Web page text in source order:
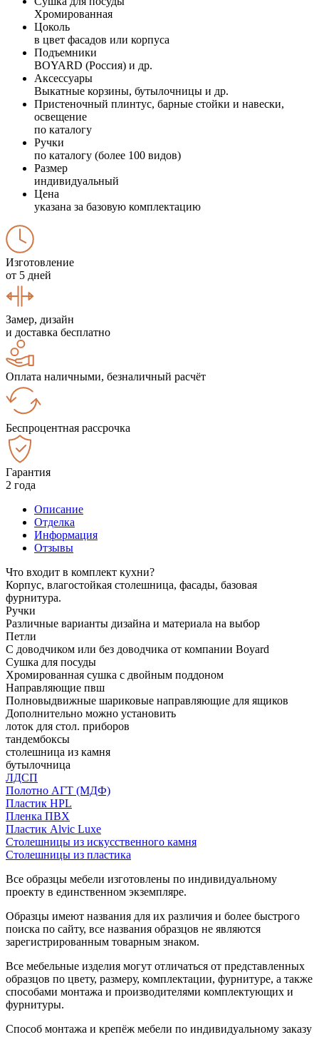
Хромированная
Цоколь
в цвет фасадов или корпуса
Подъемники
BOYARD (Россия) и др.
Аксессуары
Выкатные корзины, бутылочницы и др.
Пристеночный плинтус, барные стойки и навески,
освещение
по каталогу
Ручки
по каталогу (более 100 видов)
Размер
индивидуальный
Цена
указана за базовую комплектацию
Изготовление
от 5 дней
Замер, дизайн
и доставка бесплатно
Оплата наличными, безналичный расчёт
Беспроцентная рассрочка
Гарантия
2 года
Описание
Отделка
Информация
Отзывы
Что входит в комплект кухни?
Корпус, влагостойкая столешница, фасады, базовая
фурнитура.
Ручки
Различные варианты дизайна и материала на выбор
Петли
С доводчиком или без доводчика от компании Boyard
Сушка для посуды
Хромированная сушка с двойным поддоном
Направляющие пвш
Полновыдвижные шариковые направляющие для ящиков
Дополнительно можно установить
лоток для стол. приборов
тандембоксы
столешница из камня
бутылочница
ЛДСП
Полотно АГТ (МДФ)
Пластик HPL
Пленка ПВХ
Пластик Alvic Luxe
Столешницы из искусственного камня
Столешницы из пластика
Все образцы мебели изготовлены по индивидуальному
проекту в единственном экземпляре.
Образцы имеют названия для их различия и более быстрого
поиска по сайту, все названия образцов не являются
зарегистрированным товарным знаком.
Все мебельные изделия могут отличаться от представленных
образцов по цвету, размеру, комплектации, фурнитуре, а также
способами монтажа и производителями комплектующих и
фурнитуры.
Способ монтажа и крепёж мебели по индивидуальному заказу